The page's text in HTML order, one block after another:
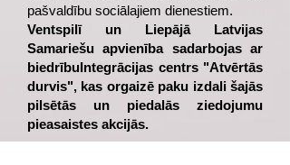
pašvaldību sociālajiem dienestiem.
Ventspilī un Liepājā Latvijas
Samariešu apvienība sadarbojas ar
biedrībuIntegrācijas centrs "Atvērtās
durvis", kas orgaizē paku izdali šajās
pilsētās un piedalās ziedojumu
pieasaistes akcijās.